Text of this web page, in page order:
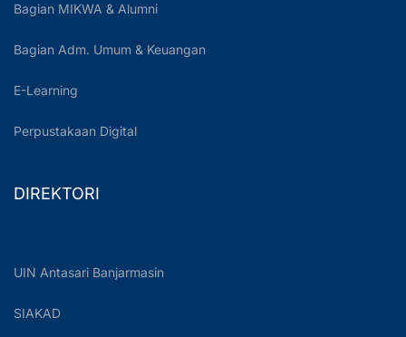
Bagian MIKWA & Alumni
Bagian Adm. Umum & Keuangan
E-Learning
Perpustakaan Digital
DIREKTORI
UIN Antasari Banjarmasin
SIAKAD